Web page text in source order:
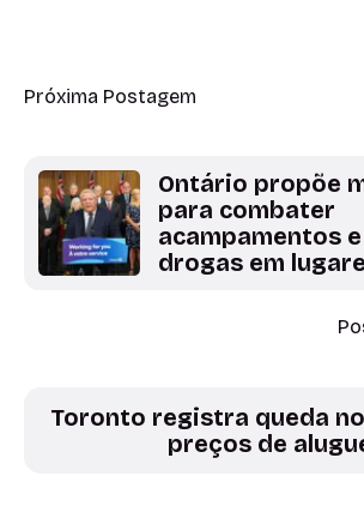
Próxima Postagem
Ontário propõe
para combater
acampamentos
drogas em
Toronto registra queda
preços de